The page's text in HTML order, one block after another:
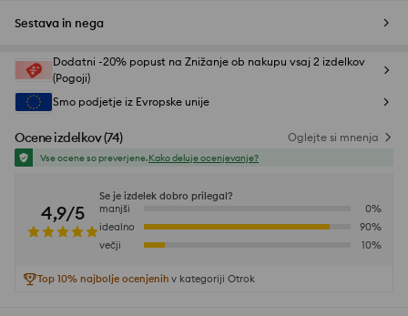
Sestava in nega
Dodatni -20% popust na Znižanje ob nakupu vsaj 2 izdelkov
(Pogoji)
Smo podjetje iz Evropske unije
Ocene izdelkov(74) Oglejte si mnenja
Vse ocene so preverjene.Kako deluje ocenjevanje?
4,9/5
Se je izdelek dobro prilegal?
manjši
0%
idealno
90%
večji
10%
Top 10% najbolje ocenjenih v kategoriji Otrok